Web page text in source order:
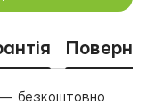
безкоштовно.